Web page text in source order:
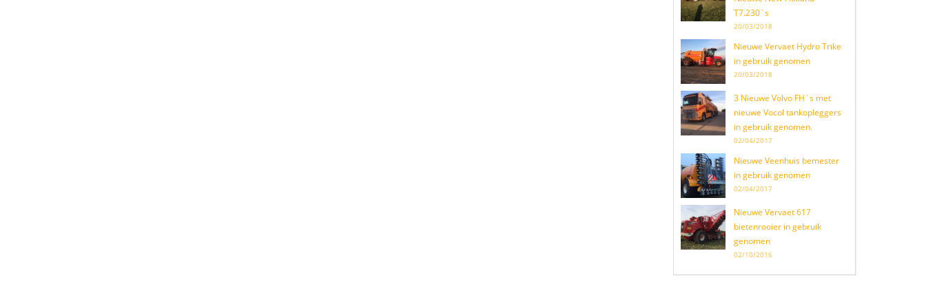
T7.230`s
20/03/2018
Nieuwe Vervaet Hydro Trike
in gebruik genomen
20/03/2018
3 Nieuwe Volvo FH`s met
nieuwe Vocol tankopleggers
in gebruik genomen.
02/04/2017
Nieuwe Veenhuis bemester
in gebruik genomen
02/04/2017
Nieuwe Vervaet 617
bietenrooier in gebruik
genomen
02/10/2016